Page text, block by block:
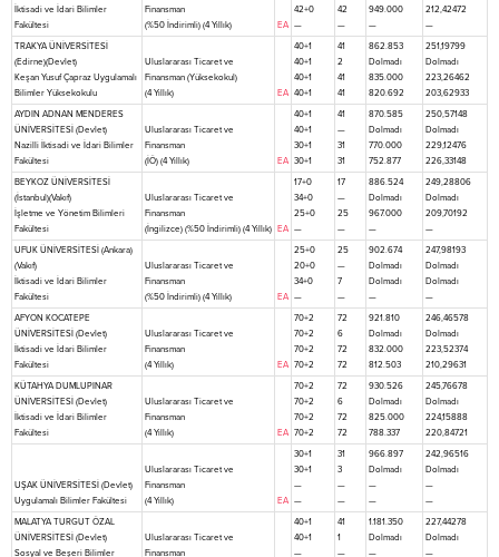
İktisadi ve İdari Bilimler
Fakültesi
Finansman
(%50 İndirimli) (4 Yıllık)
EA
42+0
—
42
—
949.000
—
212,42472
—
TRAKYA ÜNİVERSİTESİ
(Edirne)(Devlet)
Keşan Yusuf Çapraz Uygulamalı
Bilimler Yüksekokulu
Uluslararası Ticaret ve
Finansman (Yüksekokul)
(4 Yıllık)
EA
40+1
40+1
40+1
40+1
41
2
41
41
862.853
Dolmadı
835.000
820.692
251,19799
Dolmadı
223,26462
203,62933
AYDIN ADNAN MENDERES
ÜNİVERSİTESİ (Devlet)
Nazilli İktisadi ve İdari Bilimler
Fakültesi
Uluslararası Ticaret ve
Finansman
(İÖ) (4 Yıllık)
EA
40+1
40+1
30+1
30+1
41
—
31
31
870.585
Dolmadı
770.000
752.877
250,57148
Dolmadı
229,12476
226,33148
BEYKOZ ÜNİVERSİTESİ
(İstanbul)(Vakıf)
İşletme ve Yönetim Bilimleri
Fakültesi
Uluslararası Ticaret ve
Finansman
(İngilizce) (%50 İndirimli) (4 Yıllık)
EA
17+0
34+0
25+0
—
17
—
25
—
886.524
Dolmadı
967.000
—
249,28806
Dolmadı
209,70192
—
UFUK ÜNİVERSİTESİ (Ankara)
(Vakıf)
İktisadi ve İdari Bilimler
Fakültesi
Uluslararası Ticaret ve
Finansman
(%50 İndirimli) (4 Yıllık)
EA
25+0
20+0
34+0
—
25
—
7
—
902.674
Dolmadı
Dolmadı
—
247,98193
Dolmadı
Dolmadı
—
AFYON KOCATEPE
ÜNİVERSİTESİ (Devlet)
İktisadi ve İdari Bilimler
Fakültesi
Uluslararası Ticaret ve
Finansman
(4 Yıllık)
EA
70+2
70+2
70+2
70+2
72
6
72
72
921.810
Dolmadı
832.000
812.503
246,46578
Dolmadı
223,52374
210,29631
KÜTAHYA DUMLUPINAR
ÜNİVERSİTESİ (Devlet)
İktisadi ve İdari Bilimler
Fakültesi
Uluslararası Ticaret ve
Finansman
(4 Yıllık)
EA
70+2
70+2
70+2
70+2
72
6
72
72
930.526
Dolmadı
825.000
788.337
245,76678
Dolmadı
224,15888
220,84721
UŞAK ÜNİVERSİTESİ (Devlet)
Uygulamalı Bilimler Fakültesi
Uluslararası Ticaret ve
Finansman
(4 Yıllık)
EA
30+1
30+1
—
—
31
3
—
—
966.897
Dolmadı
—
—
242,96516
Dolmadı
—
—
MALATYA TURGUT ÖZAL
ÜNİVERSİTESİ (Devlet)
Sosyal ve Beşeri Bilimler
Uluslararası Ticaret ve
Finansman
40+1
40+1
—
41
1
—
1.181.350
Dolmadı
—
227,44278
Dolmadı
—